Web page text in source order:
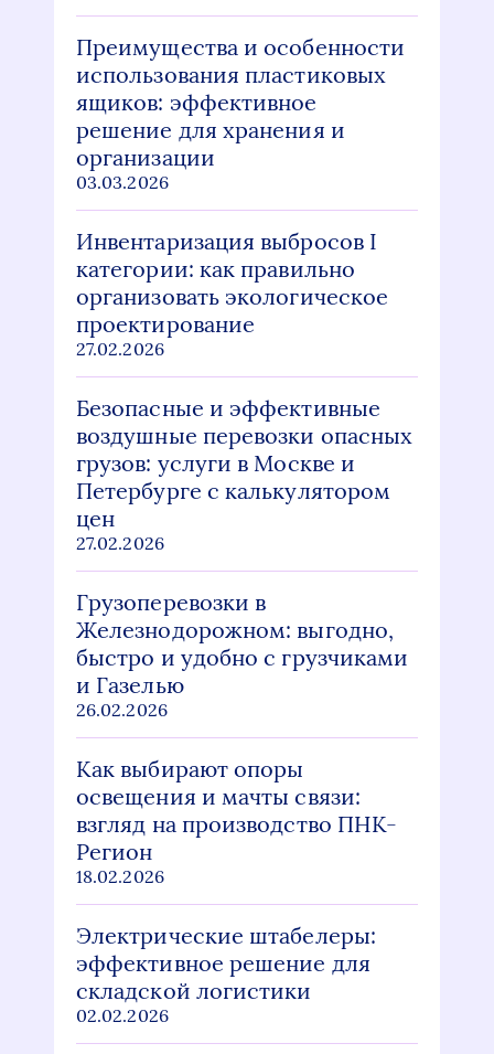
Преимущества и особенности
использования пластиковых
ящиков: эффективное
решение для хранения и
организации
03.03.2026
Инвентаризация выбросов I
категории: как правильно
организовать экологическое
проектирование
27.02.2026
Безопасные и эффективные
воздушные перевозки опасных
грузов: услуги в Москве и
Петербурге с калькулятором
цен
27.02.2026
Грузоперевозки в
Железнодорожном: выгодно,
быстро и удобно с грузчиками
и Газелью
26.02.2026
Как выбирают опоры
освещения и мачты связи:
взгляд на производство ПНК-
Регион
18.02.2026
Электрические штабелеры:
эффективное решение для
складской логистики
02.02.2026